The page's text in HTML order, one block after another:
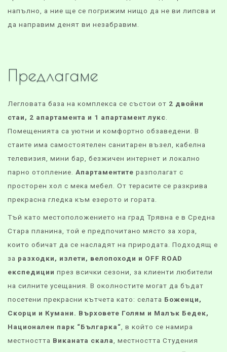
напълно, а ние ще се погрижим нищо да не ви липсва и
да направим денят ви незабравим.
Предлагаме
Легловата база на комплекса се състои от 2 двойни
стаи, 2 апартамента и 1 апартамент лукс
Помещенията са уютни и комфортно обзаведени. В
стаите има самостоятелен санитарен възел, кабелна
телевизия, мини бар, безжичен интернет и локално
парно отопление. Апартаментите разполагат с
просторен хол с мека мебел. От терасите се разкрива
прекрасна гледка към езерото и гората.
Тъй като местоположението на град Трявна е в Средна
Стара планина, той е предпочитано място за хора,
които обичат да се насладят на природата. Подходящ е
за разходки, излети, велопоходи и OFF ROAD
експедиции през всички сезони, за клиенти любители
на силните усещания. В околностите могат да бъдат
посетени прекрасни кътчета като: селата Боженци,
Скорци и Кумани. Върховете Голям и Малък Бедек,
Национален парк “Българка“ , в който се намира
местността Виканата скала
, местността Студения